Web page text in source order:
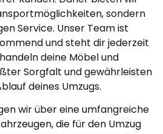
sondern
Service. Unser Team ist
und steht dir jederzeit
deine Möbel und
Sorgfalt und gewährleisten
deines Umzugs.
wir über eine umfangreiche
die für den Umzug